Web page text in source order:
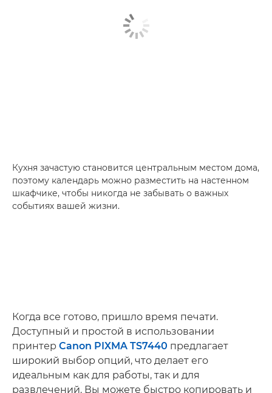
Кухня зачастую становится центральным местом дома,
поэтому календарь можно разместить на настенном
шкафчике, чтобы никогда не забывать о важных
событиях вашей жизни.
Когда все готово, пришло время печати.
Доступный и простой в использовании
принтер Canon PIXMA TS7440 предлагает
широкий выбор опций, что делает его
идеальным как для работы, так и для
развлечений. Вы можете быстро копировать и